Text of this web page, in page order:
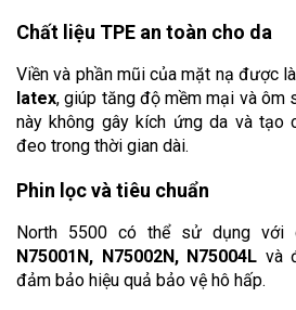
Chất liệu TPE an toàn cho da
Viền và phần mũi của mặt nạ được
latex, giúp tăng độ mềm mại và ôm
này không gây kích ứng da và tạo
đeo trong thời gian dài.
Phin lọc và tiêu chuẩn
North 5500 có thể sử dụng với
N75001N, N75002N, N75004L và
đảm bảo hiệu quả bảo vệ hô hấp.